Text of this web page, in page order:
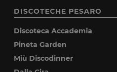
DISCOTECHE PESARO
Discoteca Accademia
Pineta Garden
Miù Discodinner